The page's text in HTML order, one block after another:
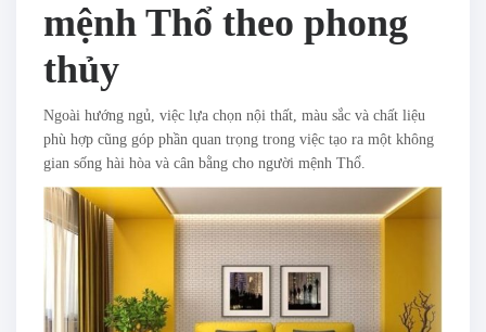
mệnh Thổ theo phong
thủy
Ngoài hướng ngủ, việc lựa chọn nội thất, màu sắc và chất liệu
phù hợp cũng góp phần quan trọng trong việc tạo ra một không
gian sống hài hòa và cân bằng cho người mệnh Thổ.